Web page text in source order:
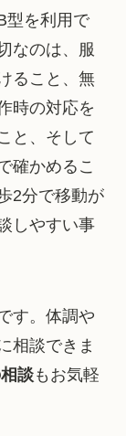
型を利用で
なのは、服
ること、無
時の対応を
と、そして
確かめるこ
2分で移動が
しやすい事
す。体調や
相談できま
談もお気軽